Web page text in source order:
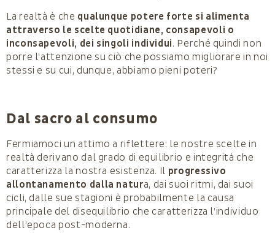
La realtà è che qualunque potere forte si alimenta
attraverso le scelte quotidiane, consapevoli o
inconsapevoli, dei singoli individui. Perché quindi non
porre l’attenzione su ciò che possiamo migliorare in noi
stessi e su cui, dunque, abbiamo pieni poteri?
Dal sacro al consumo
Fermiamoci un attimo a riflettere: le nostre scelte in
realtà derivano dal grado di equilibrio e integrità che
caratterizza la nostra esistenza. Il progressivo
allontanamento dalla natura, dai suoi ritmi, dai suoi
cicli, dalle sue stagioni è probabilmente la causa
principale del disequilibrio che caratterizza l’individuo
dell’epoca post-moderna.